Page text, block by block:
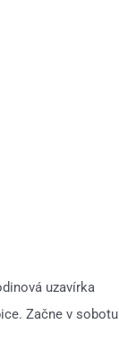
uzavírka
Začne v sobotu